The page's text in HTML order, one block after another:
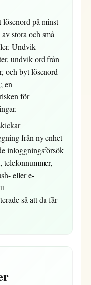
på minst
stora och små
Undvik
undvik ord från
och byt lösenord
en
för
från ny enhet
inloggningsförsök
telefonnummer,
eller e-
så att du får